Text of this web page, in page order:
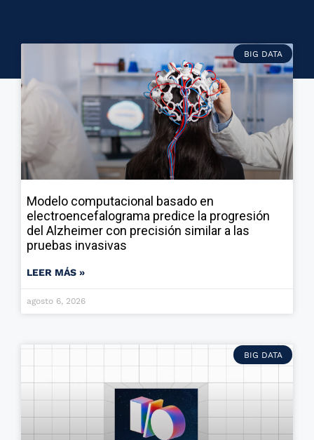
BIG DATA
Modelo computacional basado en
electroencefalograma predice la progresión
del Alzheimer con precisión similar a las
pruebas invasivas
LEER MÁS »
agosto 6, 2026
BIG DATA